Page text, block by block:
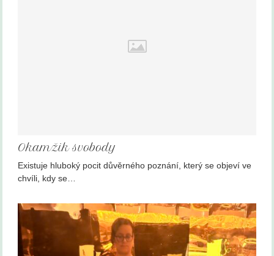
Okamžik svobody
Existuje hluboký pocit důvěrného poznání, který se objeví ve
chvíli, kdy se…